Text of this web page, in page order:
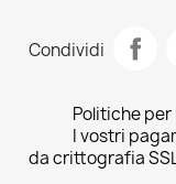
Condividi
Politiche
I vostri
da crittografia